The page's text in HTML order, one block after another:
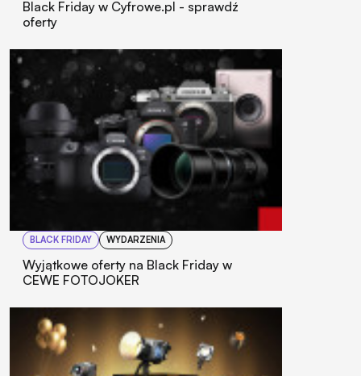
Black Friday w Cyfrowe.pl - sprawdź
oferty
BLACK FRIDAY WYDARZENIA
Wyjątkowe oferty na Black Friday w
CEWE FOTOJOKER